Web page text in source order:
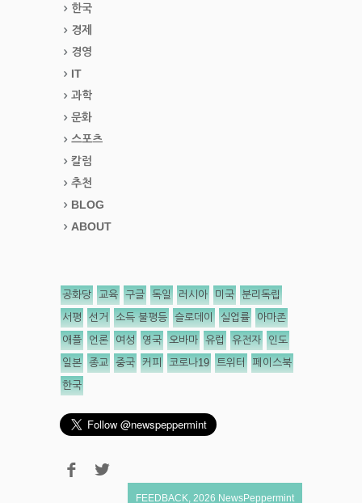
한국
경제
경영
IT
과학
문화
스포츠
칼럼
추천
BLOG
ABOUT
공화당 교육 구글 독일 러시아 미국 분리독립
서평 선거 소득 불평등 슬로데이 실업률 아마존
애플 언론 여성 영국 오바마 유럽 유전자 인도
일본 종교 중국 커피 코로나19 트위터 페이스북
한국
FEEDBACK 2026 NewsPeppermint